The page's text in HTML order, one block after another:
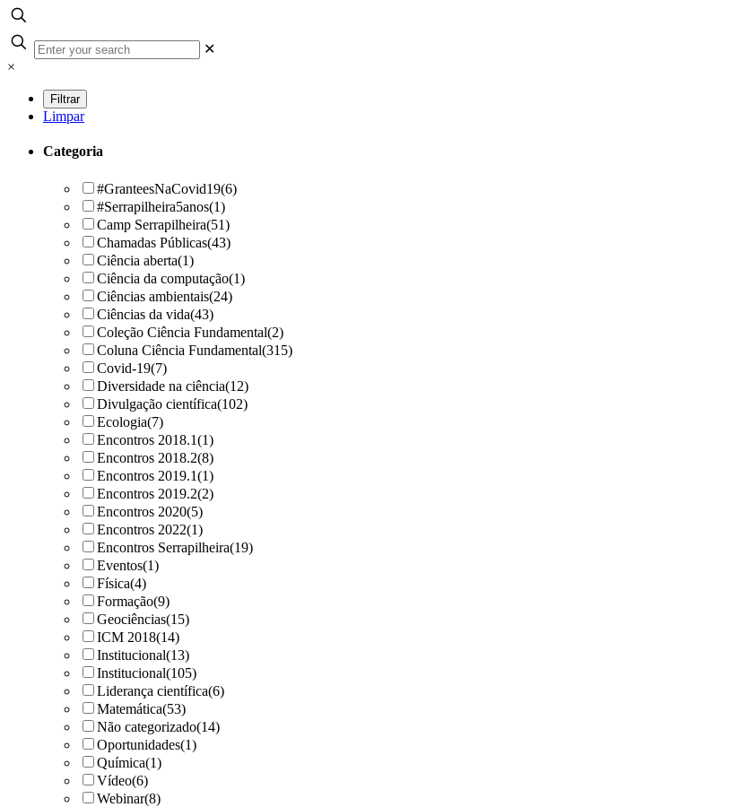
✕
×
Limpar
Categoria
#GranteesNaCovid19(6)
#Serrapilheira5anos(1)
Camp Serrapilheira(51)
Chamadas Públicas(43)
Ciência aberta(1)
Ciência da computação(1)
Ciências ambientais(24)
Ciências da vida(43)
Coleção Ciência Fundamental(2)
Coluna Ciência Fundamental(315)
Covid-19(7)
Diversidade na ciência(12)
Divulgação científica(102)
Ecologia(7)
Encontros 2018.1(1)
Encontros 2018.2(8)
Encontros 2019.1(1)
Encontros 2019.2(2)
Encontros 2020(5)
Encontros 2022(1)
Encontros Serrapilheira(19)
Eventos(1)
Física(4)
Formação(9)
Geociências(15)
ICM 2018(14)
Institucional(13)
Institucional(105)
Liderança científica(6)
Matemática(53)
Não categorizado(14)
Oportunidades(1)
Química(1)
Vídeo(6)
Webinar(8)